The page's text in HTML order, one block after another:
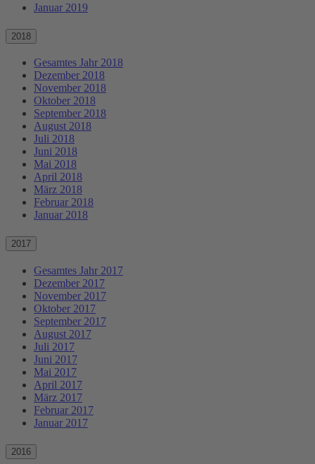
Januar 2019
2018
Gesamtes Jahr 2018
Dezember 2018
November 2018
Oktober 2018
September 2018
August 2018
Juli 2018
Juni 2018
Mai 2018
April 2018
März 2018
Februar 2018
Januar 2018
2017
Gesamtes Jahr 2017
Dezember 2017
November 2017
Oktober 2017
September 2017
August 2017
Juli 2017
Juni 2017
Mai 2017
April 2017
März 2017
Februar 2017
Januar 2017
2016